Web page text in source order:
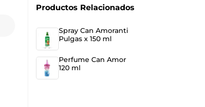
Productos Relacionados
Spray Can Amoranti
Pulgas x 150 ml
Perfume Can Amor
120 ml